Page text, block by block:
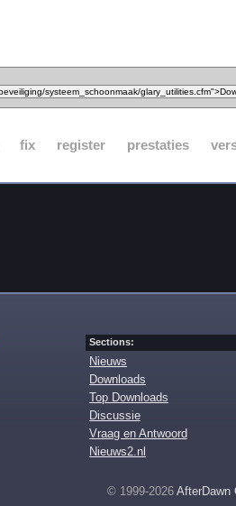
fix register prestaties
Sections:
Nieuws
Downloads
Top Downloads
Discussie
Vraag en Antwoord
Nieuws2.nl
© 1999-2026 AfterDawn